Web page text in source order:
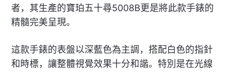
者，其生產的寶珀五十尋5008B更是將此款手錶的
精髓完美呈現。
這款手錶的表盤以深藍色為主調，搭配白色的指針
和時標，讓整體視覺效果十分和諧。特別是在光線